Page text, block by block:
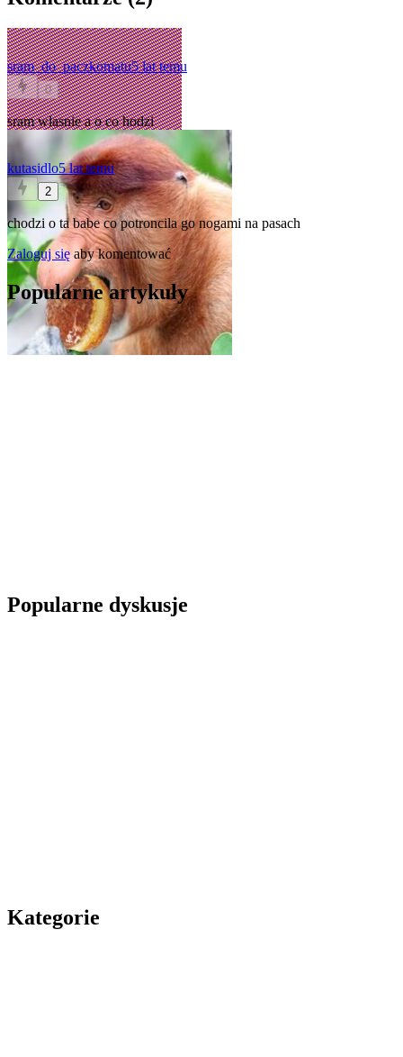
sram_do_paczkomatu5 lat temu
0
sram wlasnie a o co hodzi
kutasidlo5 lat temu
2
chodzi o ta babe co potroncila go nogami na pasach
Zaloguj sięaby komentować
Popularne artykuły
Popularne dyskusje
Kategorie